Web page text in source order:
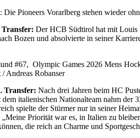
: Die Pioneers Vorarlberg stehen wieder
Der HCB Südtirol hat mit Louis
Bozen und absolvierte in seiner
#67, Olympic Games 2026 Mens
Andreas Robanser
Transfer: Nach drei Jahren beim HC
italienischen Nationalteam nahm der
spielte der Stürmer nur in seiner
„Meine Priorität war es, in Italien zu
die reich an Charme und